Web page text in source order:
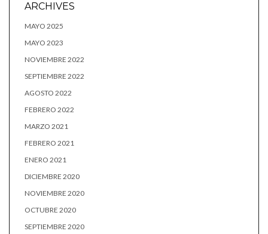
ARCHIVES
MAYO 2025
MAYO 2023
NOVIEMBRE 2022
SEPTIEMBRE 2022
AGOSTO 2022
FEBRERO 2022
MARZO 2021
FEBRERO 2021
ENERO 2021
DICIEMBRE 2020
NOVIEMBRE 2020
OCTUBRE 2020
SEPTIEMBRE 2020